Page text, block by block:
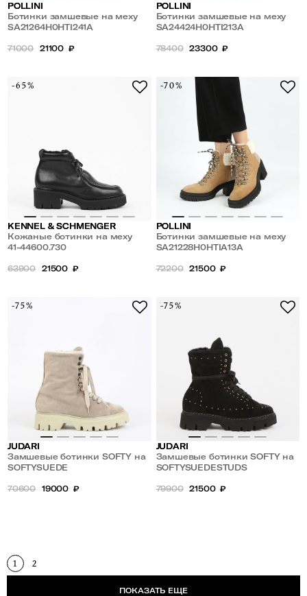
POLLINI
Ботинки замшевые на меху
на нескользящей подошве
SA21264H0HTI241A
71000 21100 ₽
POLLINI
Ботинки замшевые на меху
на нескользящей подошве
SA24424H0HTI213A
78400 23300 ₽
-65%
KENNEL & SCHMENGER
Кожаные ботинки на меху
41-44600.730
63900 21500 ₽
-70%
POLLINI
Ботинки замшевые на меху
SA21228H0HTIA13A
72200 21500 ₽
-75%
JUDARI
Замшевые ботинки SOFTY на
меховой подкладке
SOFTYSUEDE
70600 19000 ₽
-75%
JUDARI
Замшевые ботинки SOFTY на
меховой подкладке
SOFTYSUEDESTUDS
79900 21500 ₽
1 2
ПОКАЗАТЬ ЕЩЕ